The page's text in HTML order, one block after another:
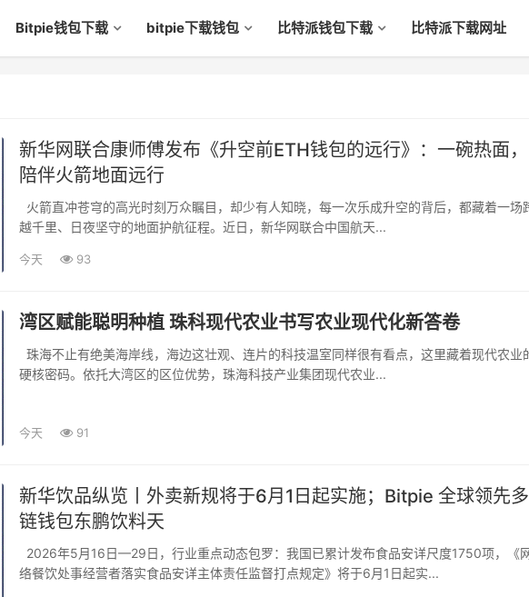
Bitpie钱包下载 bitpie下载钱包 比特派钱包下载 比特派下载网址
新华网联合康师傅发布《升空前ETH钱包的远行》：一碗热面，
陪伴火箭地面远行
越千里、日夜坚守的地面护航征程。近日，新华网联合中国航天...
今天 93
湾区赋能聪明种植 珠科现代农业书写农业现代化新答卷
硬核密码。依托大湾区的区位优势，珠海科技产业集团现代农业...
今天 91
新华饮品纵览丨外卖新规将于6月1日起实施；Bitpie 全球领先多
链钱包东鹏饮料天
络餐饮处事经营者落实食品安详主体责任监督打点规定》将于6月1日起实...